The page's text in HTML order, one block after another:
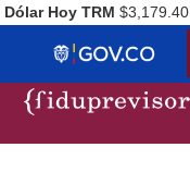
Dólar Hoy TRM $3,179.40